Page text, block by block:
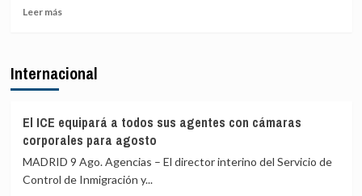
de
conexiones
marítimas
con
Italia
Leer másLeer
del
a
Ayuso
de
ir
«de
Internacional
El ICE equipará a todos sus agentes con cámaras
corporales para agosto
MADRID 9 Ago. Agencias – El director interino del Servicio de
Control de Inmigración y...